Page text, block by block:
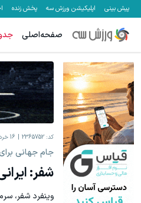
پیش بینی اپلیکیشن ورزش سه پخش زنده
صفحه‌اصلی
کد: 2365752 16 خرداد 1405 ساعت 16:54
جام جهانی
شفر: